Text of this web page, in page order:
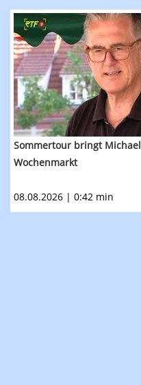
RTF.1-Nachrichten:
Sommertour bringt
Wochenmarkt
08.08.2026 | 0:42 min